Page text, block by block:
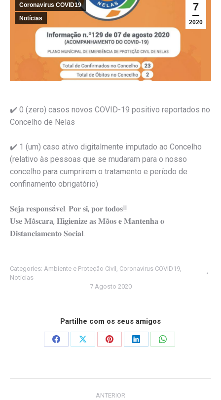
7
2020
Coronavirus COVID19
Notícias
✔️ 0 (zero) casos novos COVID-19 positivo reportados no
Concelho de Nelas
✔️ 1 (um) caso ativo digitalmente imputado ao Concelho
(relativo às pessoas que se mudaram para o nosso
concelho para cumprirem o tratamento e período de
confinamento obrigatório)
𝐒𝐞𝐣𝐚 𝐫𝐞𝐬𝐩𝐨𝐧𝐬á𝐯𝐞𝐥. 𝐏𝐨𝐫 𝐬𝐢, 𝐩𝐨𝐫 𝐭𝐨𝐝𝐨𝐬‼️
𝐔𝐬𝐞 𝐌á𝐬𝐜𝐚𝐫𝐚, 𝐇𝐢𝐠𝐢𝐞𝐧𝐢𝐳𝐞 𝐚𝐬 𝐌ã𝐨𝐬 𝐞 𝐌𝐚𝐧𝐭𝐞𝐧𝐡𝐚 𝐨
𝐃𝐢𝐬𝐭𝐚𝐧𝐜𝐢𝐚𝐦𝐞𝐧𝐭𝐨 𝐒𝐨𝐜𝐢𝐚𝐥.
Categories: Ambiente e Proteção Civil , Coronavirus COVID19,
Notícias
7 Agosto 2020
Partilhe com os seus amigos
Share
Share
Share
Share
Share
ANTERIOR